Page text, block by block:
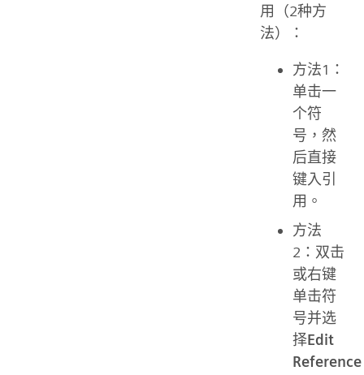
用（2种方
法）：
方法1：
单击一
个符
号，然
后直接
键入引
用。
方法
2：双击
或右键
单击符
号并选
择Edit
Reference